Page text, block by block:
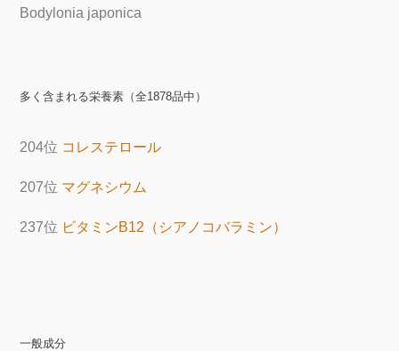
Bodylonia japonica
多く含まれる栄養素（全1878品中）
204位 コレステロール
207位 マグネシウム
237位 ビタミンB12（シアノコバラミン）
一般成分